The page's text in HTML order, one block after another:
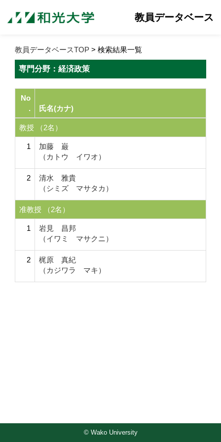
教員データベース
教員データベースTOP > 検索結果一覧
専門分野：経済政策
No
.
氏名(カナ)
教授 （2名）
1
加藤 巌
（カトウ イワオ）
2
清水 雅貴
（シミズ マサタカ）
准教授 （2名）
1
岩見 昌邦
（イワミ マサクニ）
2
梶原 真紀
（カジワラ マキ）
© Wako University